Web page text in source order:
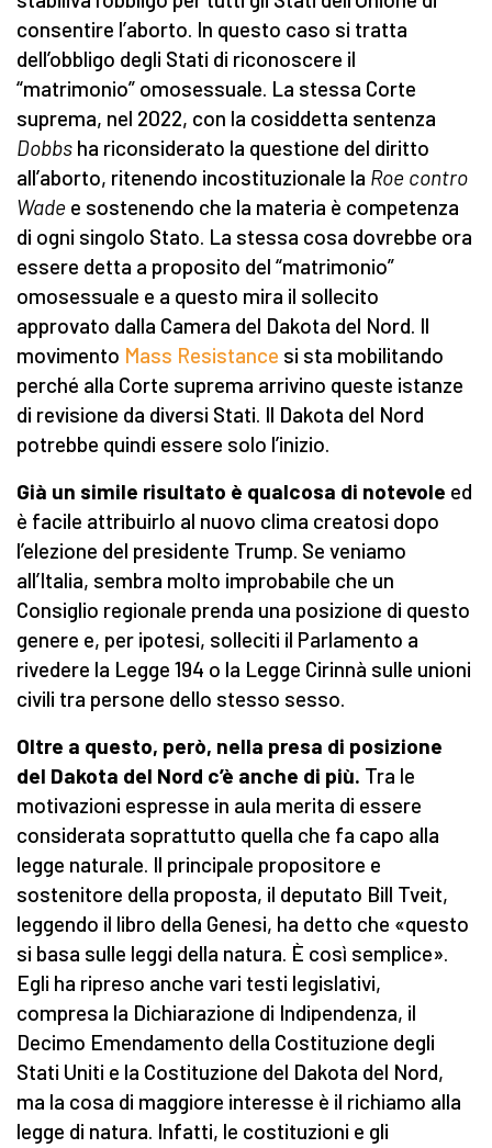
consentire l’aborto. In questo caso si tratta
dell’obbligo degli Stati di riconoscere il
“matrimonio” omosessuale. La stessa Corte
suprema, nel 2022, con la cosiddetta sentenza
Dobbs ha riconsiderato la questione del diritto
all’aborto, ritenendo incostituzionale la Roe contro
Wade e sostenendo che la materia è competenza
di ogni singolo Stato. La stessa cosa dovrebbe ora
essere detta a proposito del “matrimonio”
omosessuale e a questo mira il sollecito
approvato dalla Camera del Dakota del Nord. Il
movimento Mass Resistance si sta mobilitando
perché alla Corte suprema arrivino queste istanze
di revisione da diversi Stati. Il Dakota del Nord
potrebbe quindi essere solo l’inizio.
Già un simile risultato è qualcosa di notevole ed
è facile attribuirlo al nuovo clima creatosi dopo
l’elezione del presidente Trump. Se veniamo
all’Italia, sembra molto improbabile che un
Consiglio regionale prenda una posizione di questo
genere e, per ipotesi, solleciti il Parlamento a
rivedere la Legge 194 o la Legge Cirinnà sulle unioni
civili tra persone dello stesso sesso.
Oltre a questo, però, nella presa di posizione
del Dakota del Nord c’è anche di più. Tra le
motivazioni espresse in aula merita di essere
considerata soprattutto quella che fa capo alla
legge naturale. Il principale propositore e
sostenitore della proposta, il deputato Bill Tveit,
leggendo il libro della Genesi, ha detto che «questo
si basa sulle leggi della natura. È così semplice».
Egli ha ripreso anche vari testi legislativi,
compresa la Dichiarazione di Indipendenza, il
Decimo Emendamento della Costituzione degli
Stati Uniti e la Costituzione del Dakota del Nord,
ma la cosa di maggiore interesse è il richiamo alla
legge di natura. Infatti, le costituzioni e gli